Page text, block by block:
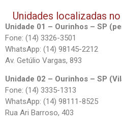
Unidades localizadas
Unidade 01 – Ourinhos – SP
Fone: (14) 3326-3501
WhatsApp: (14) 98145-2212
Av. Getúlio Vargas, 893
Unidade 02 – Ourinhos – SP
Fone: (14) 3335-1313
WhatsApp: (14) 98111-8525
Rua Ari Barroso, 403